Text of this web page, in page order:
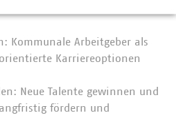
Arbeitgeber als
Karriereoptionen
Neue Talente gewinnen und
fördern und